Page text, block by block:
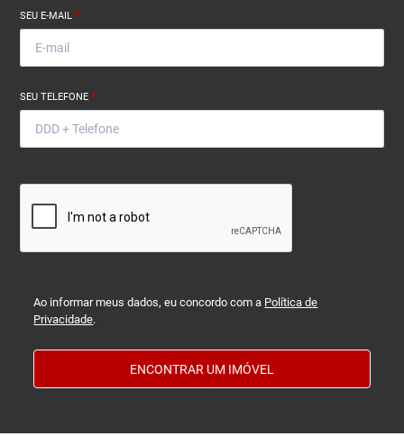
SEU E-MAIL*
SEU TELEFONE*
Ao informar meus dados, eu concordo com a Política de
Privacidade.
ENCONTRAR UM IMÓVEL